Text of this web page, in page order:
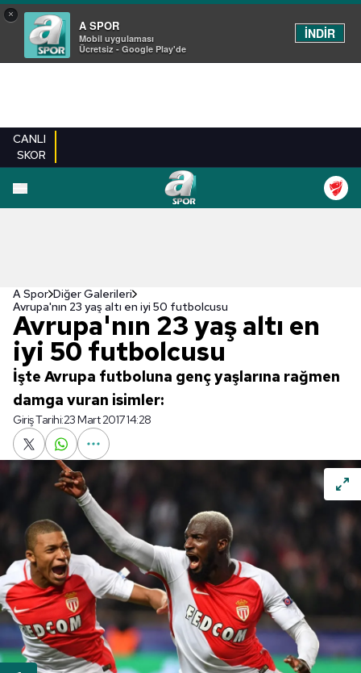
×
A SPOR
Mobil uygulaması
Ücretsiz - Google Play'de
İNDİR
CANLI
SKOR
EN YENILER
A Spor Diğer Galerileri
Avrupa'nın 23 yaş altı en iyi 50 futbolcusu
Avrupa'nın 23 yaş altı en
iyi 50 futbolcusu
İşte Avrupa futboluna genç yaşlarına rağmen
damga vuran isimler:
Giriş Tarihi:23 Mart 2017 14:28